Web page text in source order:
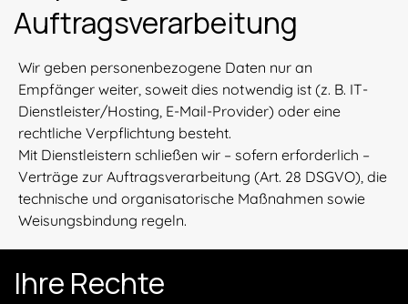
Auftragsverarbeitung
Wir geben personenbezogene Daten nur an
Empfänger weiter, soweit dies notwendig ist (z. B. IT-
Dienstleister/Hosting, E-Mail-Provider) oder eine
rechtliche Verpflichtung besteht.
Mit Dienstleistern schließen wir – sofern erforderlich –
Verträge zur Auftragsverarbeitung (Art. 28 DSGVO), die
technische und organisatorische Maßnahmen sowie
Weisungsbindung regeln.
Ihre Rechte